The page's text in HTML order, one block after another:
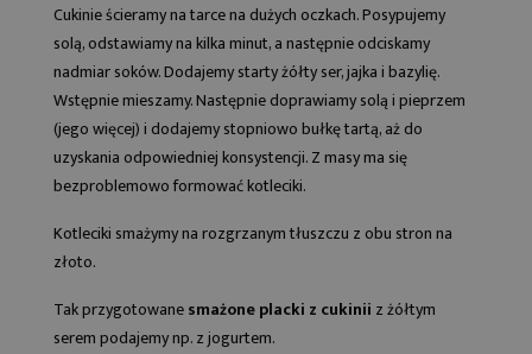
Cukinie ścieramy na tarce na dużych oczkach. Posypujemy
solą, odstawiamy na kilka minut, a następnie odciskamy
nadmiar soków. Dodajemy starty żółty ser, jajka i bazylię.
Wstępnie mieszamy. Następnie doprawiamy solą i pieprzem
(jego więcej) i dodajemy stopniowo bułkę tartą, aż do
uzyskania odpowiedniej konsystencji. Z masy ma się
bezproblemowo formować kotleciki.
Kotleciki smażymy na rozgrzanym tłuszczu z obu stron na
złoto.
Tak przygotowanesmażone placki z cukinii z żółtym
serem podajemy np. z jogurtem.